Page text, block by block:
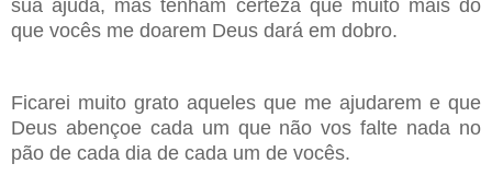
sua ajuda, mas tenham certeza que muito mais do
que vocês me doarem Deus dará em dobro.
Ficarei muito grato aqueles que me ajudarem e que
Deus abençoe cada um que não vos falte nada no
pão de cada dia de cada um de vocês.